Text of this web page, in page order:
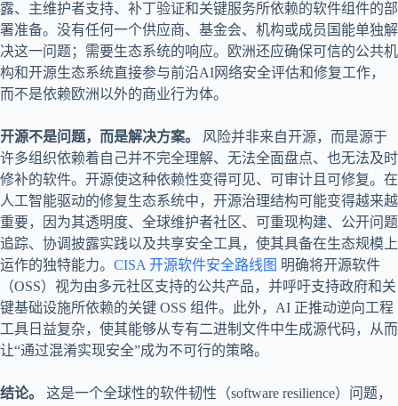
露、主维护者支持、补丁验证和关键服务所依赖的软件组件的部
署准备。没有任何一个供应商、基金会、机构或成员国能单独解
决这一问题；需要生态系统的响应。欧洲还应确保可信的公共机
构和开源生态系统直接参与前沿AI网络安全评估和修复工作，
而不是依赖欧洲以外的商业行为体。
开源不是问题，而是解决方案。
风险并非来自开源，而是源于
许多组织依赖着自己并不完全理解、无法全面盘点、也无法及时
修补的软件。开源使这种依赖性变得可见、可审计且可修复。在
人工智能驱动的修复生态系统中，开源治理结构可能变得越来越
重要，因为其透明度、全球维护者社区、可重现构建、公开问题
追踪、协调披露实践以及共享安全工具，使其具备在生态规模上
运作的独特能力。 CISA 开源软件安全路线图 明确将开源软件
（OSS）视为由多元社区支持的公共产品，并呼吁支持政府和关
键基础设施所依赖的关键 OSS 组件。此外，AI 正推动逆向工程
工具日益复杂，使其能够从专有二进制文件中生成源代码，从而
让“通过混淆实现安全”成为不可行的策略。
结论。
这是一个全球性的软件韧性（software resilience）问题，